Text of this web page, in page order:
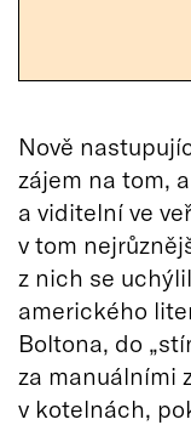
Nově
zájem na tom,
a viditelní ve
v tom
z nich se
amerického
Boltona, do
za manuálními
v kotelnách,